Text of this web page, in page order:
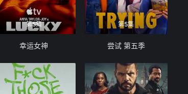
第5集
幸运女神
第5集
尝试 第五季